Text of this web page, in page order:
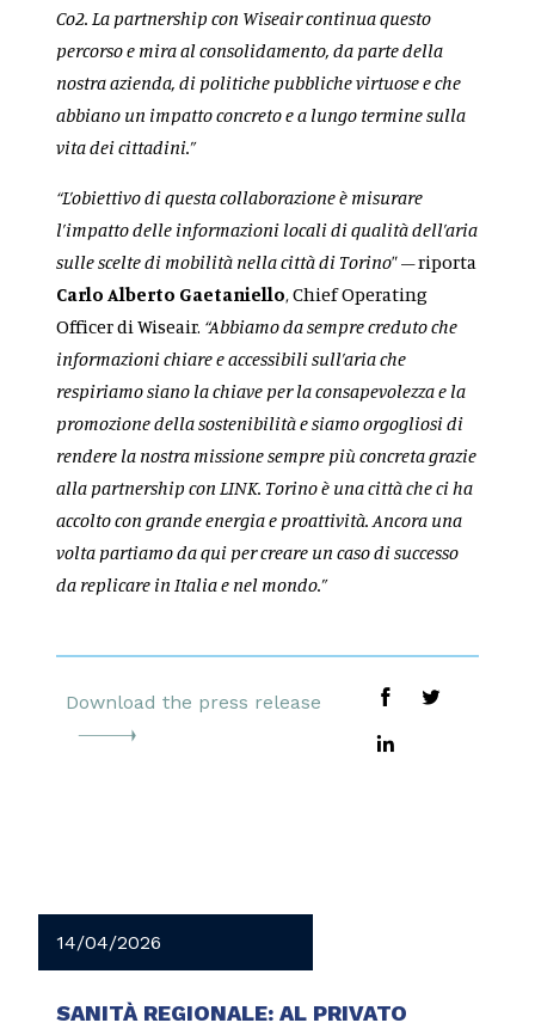
Co2. La partnership con Wiseair continua questo
percorso e mira al consolidamento, da parte della
nostra azienda, di politiche pubbliche virtuose e che
abbiano un impatto concreto e a lungo termine sulla
vita dei cittadini.”
“L’obiettivo di questa collaborazione è misurare
l’impatto delle informazioni locali di qualità dell’aria
sulle scelte di mobilità nella città di Torino” – riporta
Carlo Alberto Gaetaniello, Chief Operating
Officer di Wiseair. “Abbiamo da sempre creduto che
informazioni chiare e accessibili sull’aria che
respiriamo siano la chiave per la consapevolezza e la
promozione della sostenibilità e siamo orgogliosi di
rendere la nostra missione sempre più concreta grazie
alla partnership con LINK. Torino è una città che ci ha
accolto con grande energia e proattività. Ancora una
volta partiamo da qui per creare un caso di successo
da replicare in Italia e nel mondo.”
Download the press release
14/04/2026
SANITÀ REGIONALE: AL PRIVATO